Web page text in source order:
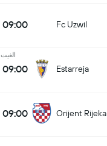
Fc Uzwil 09:00 ص
Estarreja
الغيت
09:00 ص
Orijent Rijeka 09:00 ص